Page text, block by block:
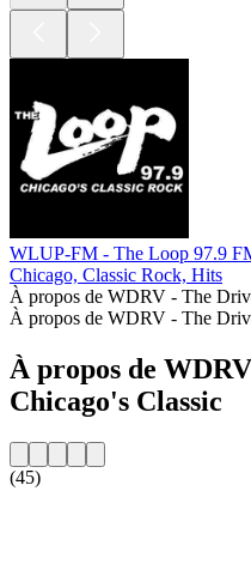
WLUP-FM - The Loop 97.9
Chicago, Classic Rock, Hits
À propos de WDRV - The
À propos de WDRV - The
À propos de
Chicago's Classic
(45)